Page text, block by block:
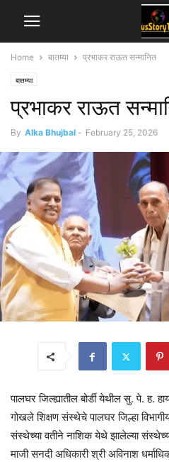
Home बातम्या प्रभाकर राऊत सन्मानित
बातम्या
प्रभाकर राऊत
By Alka Bhujbal - February 25, 2026
पालघर जिल्ह्यातील बोर्डी येथील सु. पे. ह.
गोखले शिक्षण संस्थेचे पालघर जिल्हा
संस्थेच्या वतीने नाशिक येथे झालेल्या
माजी सनदी अधिकारी श्री अविनाश